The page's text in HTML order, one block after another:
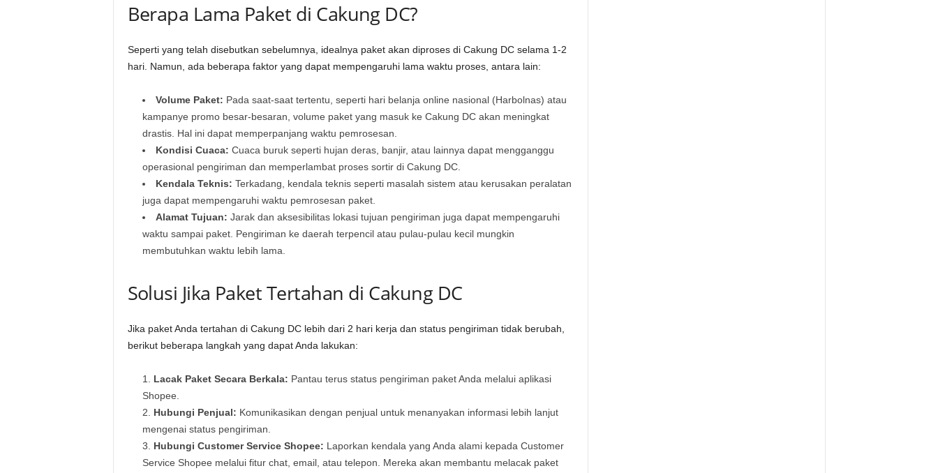
Berapa Lama Paket di Cakung DC?
Seperti yang telah disebutkan sebelumnya, idealnya paket akan diproses di Cakung DC selama 1-2
hari. Namun, ada beberapa faktor yang dapat mempengaruhi lama waktu proses, antara lain:
Volume Paket: Pada saat-saat tertentu, seperti hari belanja online nasional (Harbolnas) atau
kampanye promo besar-besaran, volume paket yang masuk ke Cakung DC akan meningkat
drastis. Hal ini dapat memperpanjang waktu pemrosesan.
Kondisi Cuaca: Cuaca buruk seperti hujan deras, banjir, atau lainnya dapat mengganggu
operasional pengiriman dan memperlambat proses sortir di Cakung DC.
Kendala Teknis: Terkadang, kendala teknis seperti masalah sistem atau kerusakan peralatan
juga dapat mempengaruhi waktu pemrosesan paket.
Alamat Tujuan: Jarak dan aksesibilitas lokasi tujuan pengiriman juga dapat mempengaruhi
waktu sampai paket. Pengiriman ke daerah terpencil atau pulau-pulau kecil mungkin
membutuhkan waktu lebih lama.
Solusi Jika Paket Tertahan di Cakung DC
Jika paket Anda tertahan di Cakung DC lebih dari 2 hari kerja dan status pengiriman tidak berubah,
berikut beberapa langkah yang dapat Anda lakukan:
Lacak Paket Secara Berkala: Pantau terus status pengiriman paket Anda melalui aplikasi
Shopee.
Hubungi Penjual: Komunikasikan dengan penjual untuk menanyakan informasi lebih lanjut
mengenai status pengiriman.
Hubungi Customer Service Shopee: Laporkan kendala yang Anda alami kepada Customer
Service Shopee melalui fitur chat, email, atau telepon. Mereka akan membantu melacak paket